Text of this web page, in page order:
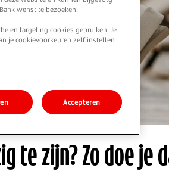
te zijn? Zo doe je
wenst te bezoeken.
en targeting cookies gebruiken. Je
je cookievoorkeuren zelf instellen
Accepteren